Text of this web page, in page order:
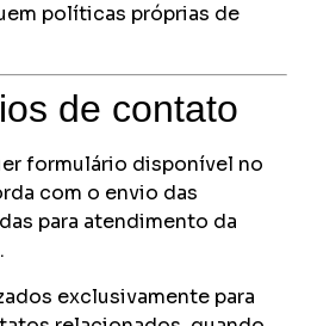
políticas próprias de
de contato
formulário disponível no
com o envio das
para atendimento da
exclusivamente para